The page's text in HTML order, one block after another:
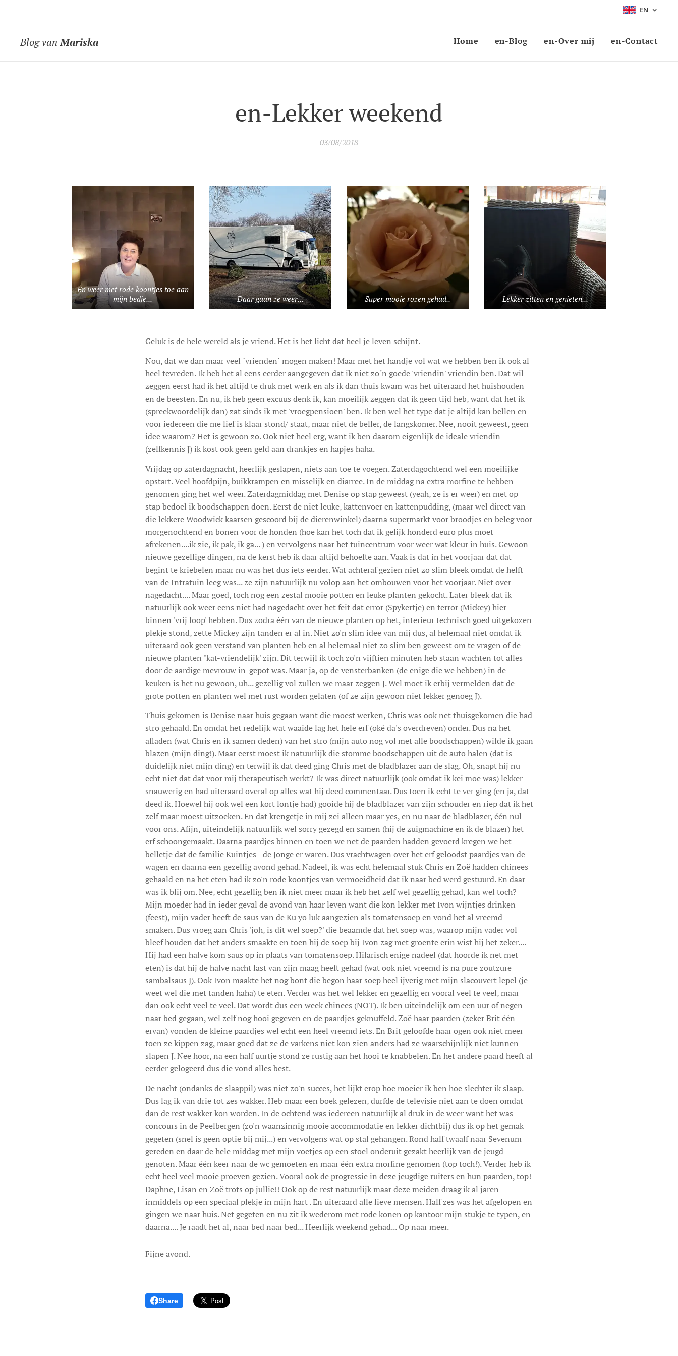
EN
Blog vanMariska Home en-Blog en-Over mij en-Contact
en-Lekker weekend
03/08/2018
En weer met rode koontjes toe aan
mijn bedje...
Daar gaan ze weer... Super mooie rozen gehad.. Lekker zitten en genieten...
Geluk is de hele wereld als je vriend. Het is het licht dat heel je leven schijnt.
Nou, dat we dan maar veel `vrienden´ mogen maken! Maar met het handje vol wat we hebben ben ik ook al
heel tevreden. Ik heb het al eens eerder aangegeven dat ik niet zo´n goede 'vriendin' vriendin ben. Dat wil
zeggen eerst had ik het altijd te druk met werk en als ik dan thuis kwam was het uiteraard het huishouden
en de beesten. En nu, ik heb geen excuus denk ik, kan moeilijk zeggen dat ik geen tijd heb, want dat het ik
(spreekwoordelijk dan) zat sinds ik met 'vroegpensioen' ben. Ik ben wel het type dat je altijd kan bellen en
voor iedereen die me lief is klaar stond/ staat, maar niet de beller, de langskomer. Nee, nooit geweest, geen
idee waarom? Het is gewoon zo. Ook niet heel erg, want ik ben daarom eigenlijk de ideale vriendin
(zelfkennis J) ik kost ook geen geld aan drankjes en hapjes haha.
Vrijdag op zaterdagnacht, heerlijk geslapen, niets aan toe te voegen. Zaterdagochtend wel een moeilijke
opstart. Veel hoofdpijn, buikkrampen en misselijk en diarree. In de middag na extra morfine te hebben
genomen ging het wel weer. Zaterdagmiddag met Denise op stap geweest (yeah, ze is er weer) en met op
stap bedoel ik boodschappen doen. Eerst de niet leuke, kattenvoer en kattenpudding, (maar wel direct van
die lekkere Woodwick kaarsen gescoord bij de dierenwinkel) daarna supermarkt voor broodjes en beleg voor
morgenochtend en bonen voor de honden (hoe kan het toch dat ik gelijk honderd euro plus moet
afrekenen....ik zie, ik pak, ik ga... ) en vervolgens naar het tuincentrum voor weer wat kleur in huis. Gewoon
nieuwe gezellige dingen, na de kerst heb ik daar altijd behoefte aan. Vaak is dat in het voorjaar dat dat
begint te kriebelen maar nu was het dus iets eerder. Wat achteraf gezien niet zo slim bleek omdat de helft
van de Intratuin leeg was... ze zijn natuurlijk nu volop aan het ombouwen voor het voorjaar. Niet over
nagedacht.... Maar goed, toch nog een zestal mooie potten en leuke planten gekocht. Later bleek dat ik
natuurlijk ook weer eens niet had nagedacht over het feit dat error (Spykertje) en terror (Mickey) hier
binnen 'vrij loop' hebben. Dus zodra één van de nieuwe planten op het, interieur technisch goed uitgekozen
plekje stond, zette Mickey zijn tanden er al in. Niet zo'n slim idee van mij dus, al helemaal niet omdat ik
uiteraard ook geen verstand van planten heb en al helemaal niet zo slim ben geweest om te vragen of de
nieuwe planten "kat-vriendelijk' zijn. Dit terwijl ik toch zo'n vijftien minuten heb staan wachten tot alles
door de aardige mevrouw in-gepot was. Maar ja, op de vensterbanken (de enige die we hebben) in de
keuken is het nu gewoon, uh... gezellig vol zullen we maar zeggen J. Wel moet ik erbij vermelden dat de
grote potten en planten wel met rust worden gelaten (of ze zijn gewoon niet lekker genoeg J).
Thuis gekomen is Denise naar huis gegaan want die moest werken, Chris was ook net thuisgekomen die had
stro gehaald. En omdat het redelijk wat waaide lag het hele erf (oké da's overdreven) onder. Dus na het
afladen (wat Chris en ik samen deden) van het stro (mijn auto nog vol met alle boodschappen) wilde ik gaan
blazen (mijn ding!). Maar eerst moest ik natuurlijk die stomme boodschappen uit de auto halen (dat is
duidelijk niet mijn ding) en terwijl ik dat deed ging Chris met de bladblazer aan de slag. Oh, snapt hij nu
echt niet dat dat voor mij therapeutisch werkt? Ik was direct natuurlijk (ook omdat ik kei moe was) lekker
snauwerig en had uiteraard overal op alles wat hij deed commentaar. Dus toen ik echt te ver ging (en ja, dat
deed ik. Hoewel hij ook wel een kort lontje had) gooide hij de bladblazer van zijn schouder en riep dat ik het
zelf maar moest uitzoeken. En dat krengetje in mij zei alleen maar yes, en nu naar de bladblazer, één nul
voor ons. Afijn, uiteindelijk natuurlijk wel sorry gezegd en samen (hij de zuigmachine en ik de blazer) het
erf schoongemaakt. Daarna paardjes binnen en toen we net de paarden hadden gevoerd kregen we het
belletje dat de familie Kuintjes - de Jonge er waren. Dus vrachtwagen over het erf geloodst paardjes van de
wagen en daarna een gezellig avond gehad. Nadeel, ik was echt helemaal stuk Chris en Zoë hadden chinees
gehaald en na het eten had ik zo'n rode koontjes van vermoeidheid dat ik naar bed werd gestuurd. En daar
was ik blij om. Nee, echt gezellig ben ik niet meer maar ik heb het zelf wel gezellig gehad, kan wel toch?
Mijn moeder had in ieder geval de avond van haar leven want die kon lekker met Ivon wijntjes drinken
(feest), mijn vader heeft de saus van de Ku yo luk aangezien als tomatensoep en vond het al vreemd
smaken. Dus vroeg aan Chris 'joh, is dit wel soep?' die beaamde dat het soep was, waarop mijn vader vol
bleef houden dat het anders smaakte en toen hij de soep bij Ivon zag met groente erin wist hij het zeker....
Hij had een halve kom saus op in plaats van tomatensoep. Hilarisch enige nadeel (dat hoorde ik net met
eten) is dat hij de halve nacht last van zijn maag heeft gehad (wat ook niet vreemd is na pure zoutzure
sambalsaus J). Ook Ivon maakte het nog bont die begon haar soep heel ijverig met mijn slacouvert lepel (je
weet wel die met tanden haha) te eten. Verder was het wel lekker en gezellig en vooral veel te veel, maar
dan ook echt veel te veel. Dat wordt dus een week chinees (NOT). Ik ben uiteindelijk om een uur of negen
naar bed gegaan, wel zelf nog hooi gegeven en de paardjes geknuffeld. Zoë haar paarden (zeker Brit één
ervan) vonden de kleine paardjes wel echt een heel vreemd iets. En Brit geloofde haar ogen ook niet meer
toen ze kippen zag, maar goed dat ze de varkens niet kon zien anders had ze waarschijnlijk niet kunnen
slapen J. Nee hoor, na een half uurtje stond ze rustig aan het hooi te knabbelen. En het andere paard heeft al
eerder gelogeerd dus die vond alles best.
De nacht (ondanks de slaappil) was niet zo'n succes, het lijkt erop hoe moeier ik ben hoe slechter ik slaap.
Dus lag ik van drie tot zes wakker. Heb maar een boek gelezen, durfde de televisie niet aan te doen omdat
dan de rest wakker kon worden. In de ochtend was iedereen natuurlijk al druk in de weer want het was
concours in de Peelbergen (zo'n waanzinnig mooie accommodatie en lekker dichtbij) dus ik op het gemak
gegeten (snel is geen optie bij mij...) en vervolgens wat op stal gehangen. Rond half twaalf naar Sevenum
gereden en daar de hele middag met mijn voetjes op een stoel onderuit gezakt heerlijk van de jeugd
genoten. Maar één keer naar de wc gemoeten en maar één extra morfine genomen (top toch!). Verder heb ik
echt heel veel mooie proeven gezien. Vooral ook de progressie in deze jeugdige ruiters en hun paarden, top!
Daphne, Lisan en Zoë trots op jullie!! Ook op de rest natuurlijk maar deze meiden draag ik al jaren
inmiddels op een speciaal plekje in mijn hart . En uiteraard alle lieve mensen. Half zes was het afgelopen en
gingen we naar huis. Net gegeten en nu zit ik wederom met rode konen op kantoor mijn stukje te typen, en
daarna.... Je raadt het al, naar bed naar bed... Heerlijk weekend gehad... Op naar meer.
Fijne avond.
Share